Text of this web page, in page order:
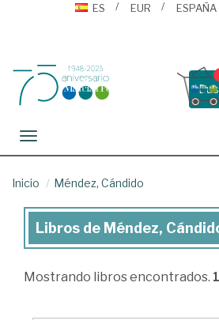
ES
EUR ESPAÑA
Toggle navigation
Inicio Méndez, Cándido
Libros
Méndez,
Libros de Méndez,
Mostrando libros encontrados. 1